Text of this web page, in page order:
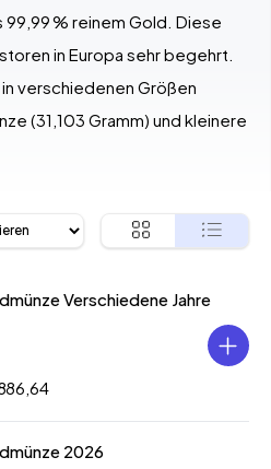
99,99 % reinem Gold. Diese
in Europa sehr begehrt.
verschiedenen Größen
(31,103 Gramm) und kleinere
Verschiedene Jahre
2026